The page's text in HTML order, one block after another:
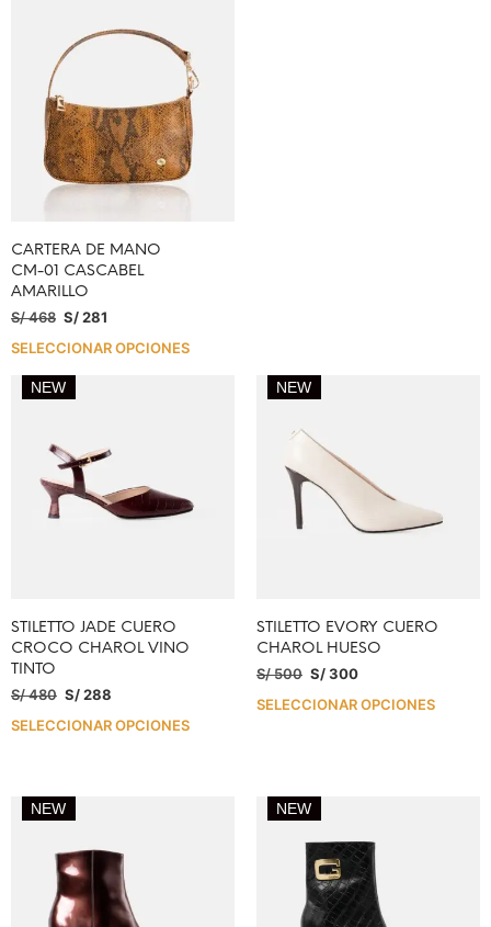
CARTERA DE MANO
CM-01 CASCABEL
AMARILLO
S/468 S/281
SELECCIONAR OPCIONES
NEW
STILETTO JADE CUERO
CROCO CHAROL VINO
TINTO
S/480 S/288
SELECCIONAR OPCIONES
NEW
STILETTO EVORY CUERO
CHAROL HUESO
S/500 S/300
SELECCIONAR OPCIONES
NEW NEW